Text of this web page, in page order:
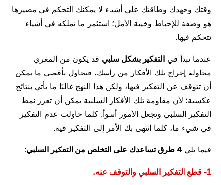
وقتك وجهدك وطاقتك على أشياء لا يمكنك التحكم في مصيرها
هو وصفة للإحباط وخيبة الأمل؛ استثمر ما تملكه في أشياء
تتحكم فيها.
عندما تبدأ في التفكير بشكل سلبي قد يكون من المغري
محاولة إخراج تلك الأفكار من رأسك، فتحاول بأقصى ما يمكن
أن تتوقف عن التفكير فيها، ولكن هذا النهج غالبًا ما يأتي بنتائج
عكسية؛ لأن مقاومة تلك الأفكار السلبية يمكن أن تعزز نمط
التفكير السلبي وتجعل الأمور أسوأ. كلما حاولت عدم التفكير
في شيء ما، كلما انتهى بك الأمر إلى التفكير فيه.
فيما يلي 4 طرق تساعدك على التخلص من التفكير السلبي :
1- قطع التفكير السلبي والتوقف عنه.